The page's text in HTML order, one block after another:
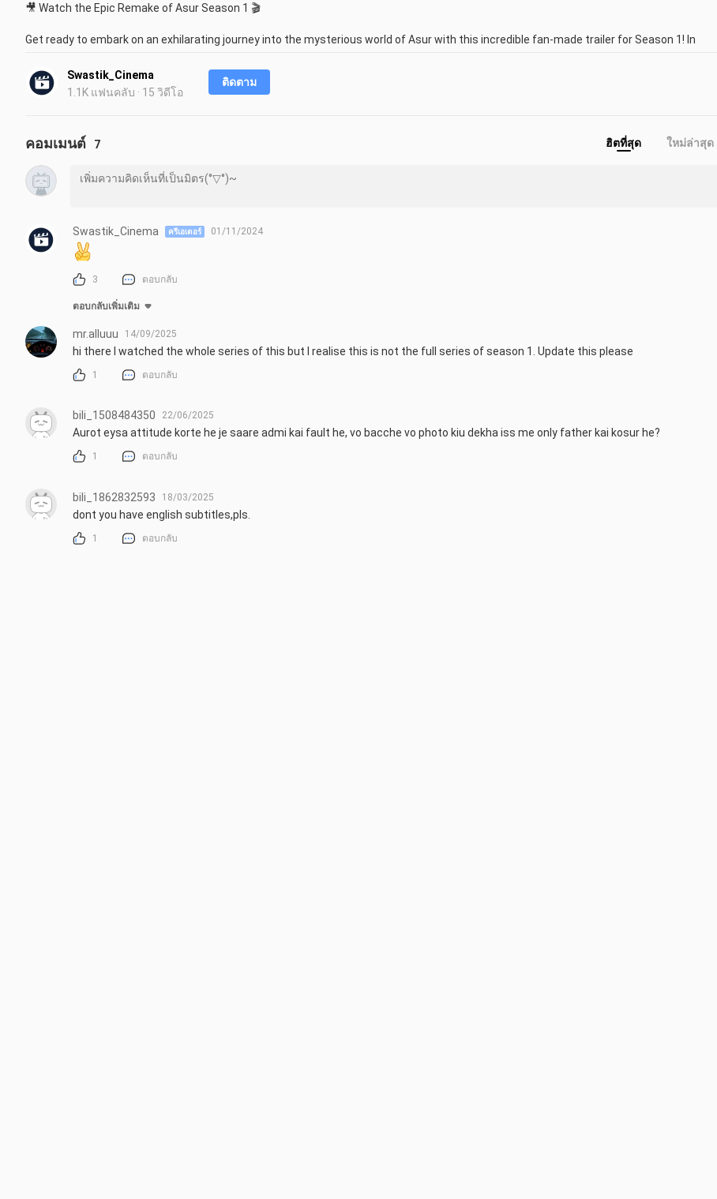
🎥 Watch the Epic Remake of Asur Season 1 🎬
Get ready to embark on an exhilarating journey into the mysterious world of Asur with this incredible fan-made trailer for Season 1! In
create an experience that will leave you on the edge of your seat.
their own unique style.
Join us as we dive deep into the realms of mythology and suspense, where ancient legends intertwine with the modern world. With
expertly crafted visuals and an enthralling narrative, this trailer takes you on a rollercoaster ride through the dark and twisted aspects
of human nature.
In this reimagined version, you'll find surprising twists, unseen footage, and mesmerizing VFX that add a whole new layer of excitement
to the original material. Brace yourself for heart-pounding moments, thought-provoking dialogues, and spine-chilling encounters that
will keep you hooked from start to finish.
brilliant storytelling and craftsmanship of the original creators while injecting fresh elements that will leave you hungry for more.
So, gather your friends, grab some popcorn, and immerse yourself in this fan's vision of Asur Season 1. Witness the magic of their
dedication and talent as they bring this incredible web series to life in a whole new light.
ห้ามทำซ้ำหรือดัดแปลงโดยไม่ได้รับอนุญาตจากครีเอเตอร์
Swastik_Cinema
1.1K แฟนคลับ · 15 วิดีโอ
ติดตาม
คอมเมนต์ 7 ฮิตที่สุด ใหม่ล่าสุด
Swastik_Cinema ครีเอเตอร์ 01/11/2024
3 ตอบกลับ
ตอบกลับเพิ่มเติม
mr.alluuu 14/09/2025
hi there I watched the whole series of this but I realise this is not the full series of season 1. Update this please
1 ตอบกลับ
bili_1508484350 22/06/2025
Aurot eysa attitude korte he je saare admi kai fault he, vo bacche vo photo kiu dekha iss me only father kai kosur he?
1 ตอบกลับ
bili_1862832593 18/03/2025
dont you have english subtitles,pls.
1 ตอบกลับ